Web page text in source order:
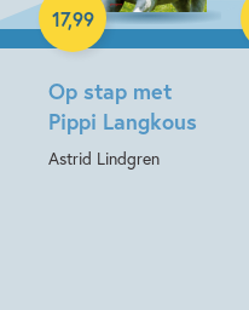
Op stap met
Pippi Langkous
Astrid Lindgren
17,99